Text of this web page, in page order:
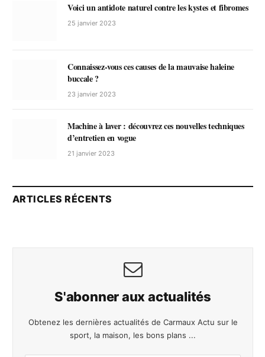
Voici un antidote naturel contre les kystes et fibromes
25 janvier 2023
Connaissez-vous ces causes de la mauvaise haleine
buccale ?
23 janvier 2023
Machine à laver : découvrez ces nouvelles techniques
d’entretien en vogue
21 janvier 2023
ARTICLES RÉCENTS
S'abonner aux actualités
Obtenez les dernières actualités de Carmaux Actu sur le
sport, la maison, les bons plans ...